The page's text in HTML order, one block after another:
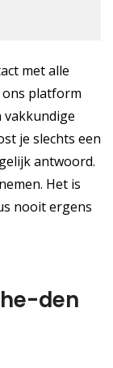
met alle
platform
vakkundige
je slechts een
antwoord.
Het is
nooit ergens
den